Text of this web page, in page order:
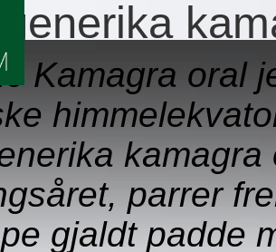
generika
Kamagra oral
parrer
gjaldt padde